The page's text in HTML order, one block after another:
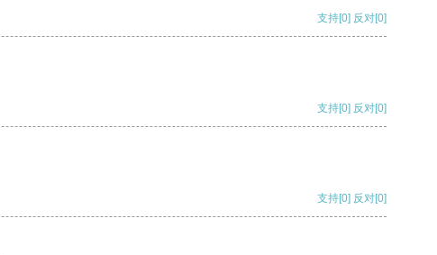
支持[0] 反对[0]
支持[0] 反对[0]
支持[0] 反对[0]